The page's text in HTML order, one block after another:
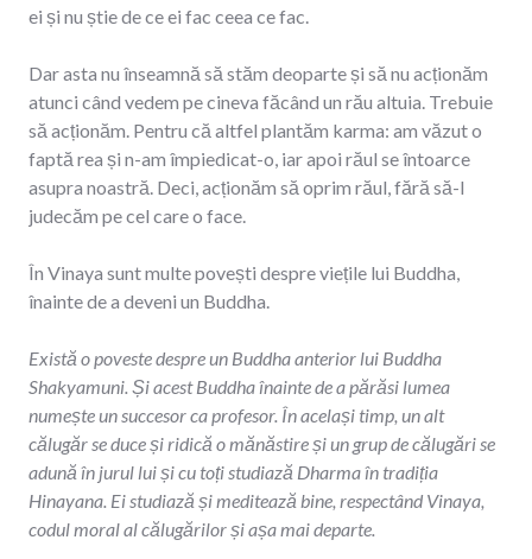
ei și nu știe de ce ei fac ceea ce fac.
Dar asta nu înseamnă să stăm deoparte și să nu acționăm
atunci când vedem pe cineva făcând un rău altuia. Trebuie
să acționăm. Pentru că altfel plantăm karma: am văzut o
faptă rea și n-am împiedicat-o, iar apoi răul se întoarce
asupra noastră. Deci, acționăm să oprim răul, fără să-l
judecăm pe cel care o face.
În Vinaya sunt multe povești despre viețile lui Buddha,
înainte de a deveni un Buddha.
Există o poveste despre un Buddha anterior lui Buddha
Shakyamuni. Și acest Buddha înainte de a părăsi lumea
numește un succesor ca profesor. În același timp, un alt
călugăr se duce și ridică o mănăstire și un grup de călugări se
adună în jurul lui și cu toți studiază Dharma în tradiția
Hinayana. Ei studiază și meditează bine, respectând Vinaya,
codul moral al călugărilor și așa mai departe.